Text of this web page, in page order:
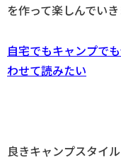
を作って楽しんでいき
自宅でもキャンプで
わせて読みたい
良きキャンプスタイル